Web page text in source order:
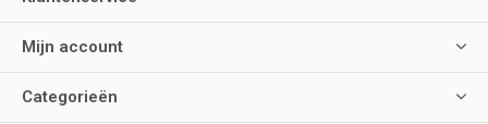
Mijn account
Categorieën